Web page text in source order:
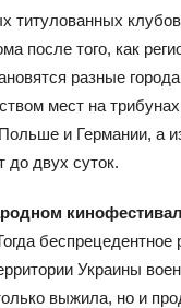
титулованных
после того, как
разные
мест на
и Германии, а
до двух суток.
Украины
выжила, но и